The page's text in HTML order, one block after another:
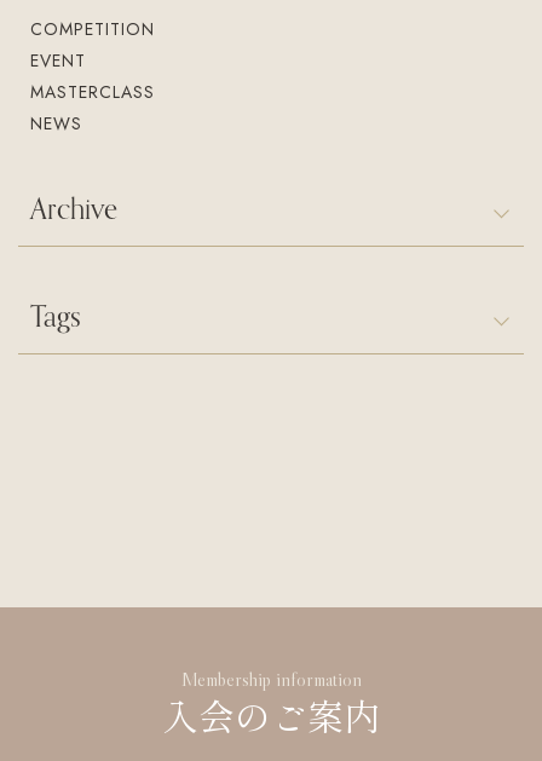
COMPETITION
EVENT
MASTERCLASS
NEWS
Archive
Tags
Membership information
入会のご案内